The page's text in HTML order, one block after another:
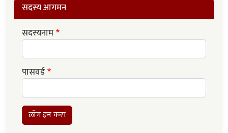
सदस्य आगमन
सदस्यनाम
पासवर्ड
लॉग इन करा